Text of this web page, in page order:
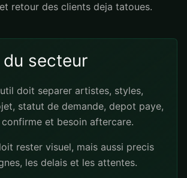
retour des clients deja tatoues.
secteur
doit separer artistes, styles,
statut de demande, depot paye,
et besoin aftercare.
rester visuel, mais aussi precis
les delais et les attentes.